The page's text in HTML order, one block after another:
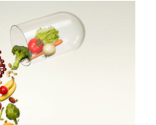
–
ES?
Principal